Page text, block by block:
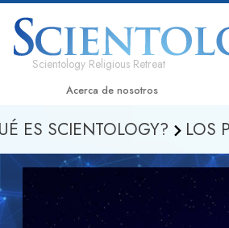
Scientology Religious Retreat
Acerca de nosotros
ES SCIENTOLOGY? LOS